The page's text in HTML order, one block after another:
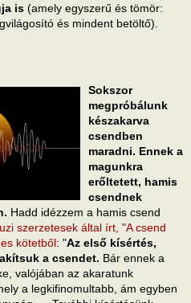
is (amely egyszerű és tömör:
és mindent betöltő).
Sokszor
megpróbálunk
készakarva
csendben
maradni. Ennek a
magunkra
erőltetett, hamis
csendnek
Hadd idézzem a hamis csend
szerzetesek által írt, "A csend
kötetből: "Az első kísértés,
a csendet. Bár ennek a
valójában az akaratunk
a legkifinomultabb, ám egyben